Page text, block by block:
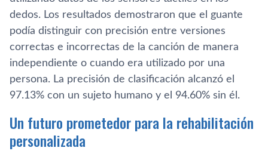
dedos. Los resultados demostraron que el guante
podía distinguir con precisión entre versiones
correctas e incorrectas de la canción de manera
independiente o cuando era utilizado por una
persona. La precisión de clasificación alcanzó el
97.13% con un sujeto humano y el 94.60% sin él.
Un futuro prometedor para la rehabilitación
personalizada